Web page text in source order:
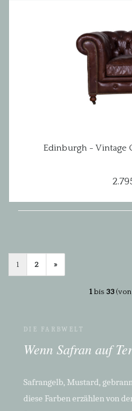
Edinburgh - Vintage
nachSeite
1 2 »
1 bis 33
DIE FARBWELT
Wenn Safran auf
Safrangelb, Mustard,
diese Farben erzählen von